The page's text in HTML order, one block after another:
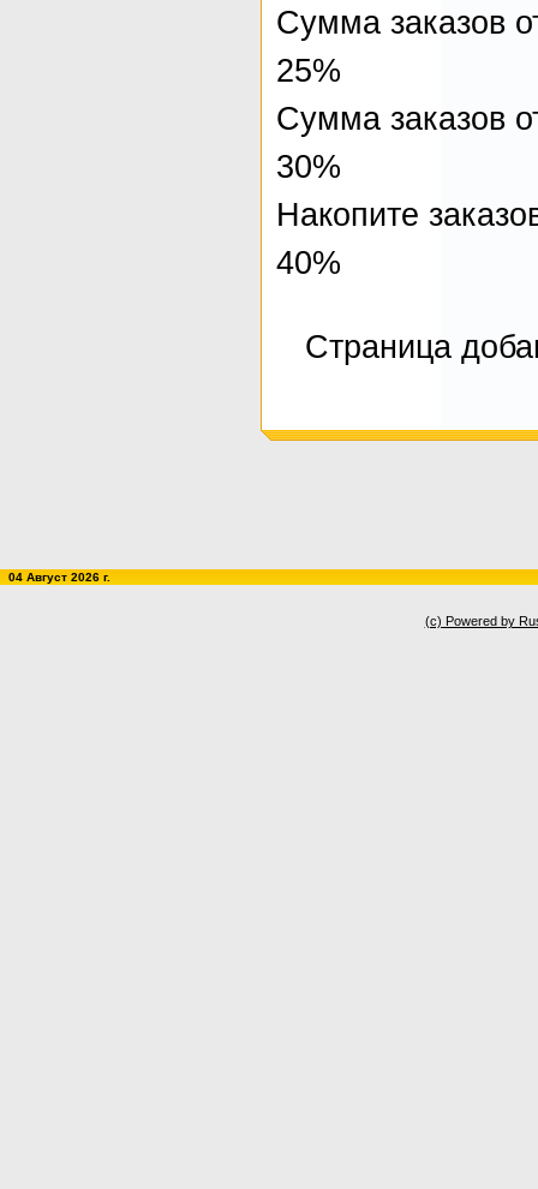
Сумма заказов
25%
Сумма заказов
30%
Накопите
40%
Страница
04 Август 2026 г.
(c) Powered by